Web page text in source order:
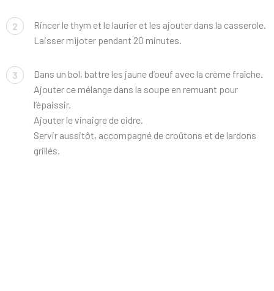
2
Rincer le thym et le laurier et les ajouter dans la casserole.
Laisser mijoter pendant 20 minutes.
3
Dans un bol, battre les jaune d’oeuf avec la crème fraîche.
Ajouter ce mélange dans la soupe en remuant pour
l’épaissir.
Ajouter le vinaigre de cidre.
Servir aussitôt, accompagné de croûtons et de lardons
grillés.